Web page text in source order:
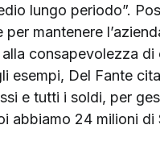
lungo periodo”.
mantenere
consapevolezza di
esempi, Del Fante
e tutti i soldi, per
abbiamo 24 milioni